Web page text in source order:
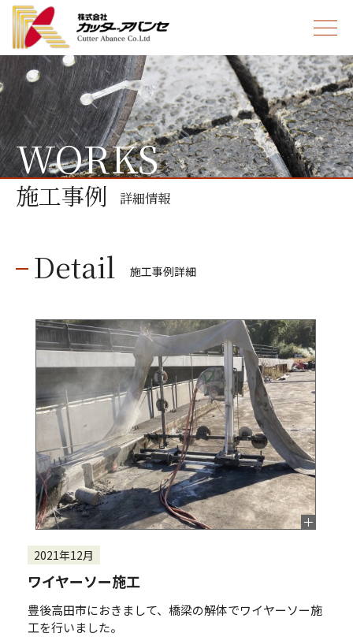
施工事例 詳細情報
施工事例詳細
2021年12月
ワイヤーソー施工
豊後高田市におきまして、橋梁の解体でワイヤーソー施
工を行いました。